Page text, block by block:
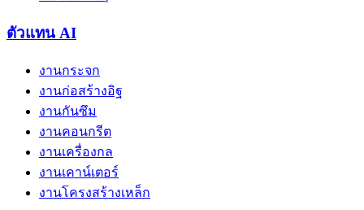
ตัวแทน AI
งานกระจก
งานก่อสร้างอิฐ
งานกันซึม
งานคอนกรีต
งานเครื่องกล
งานเคาน์เตอร์
งานโครงสร้างเหล็ก